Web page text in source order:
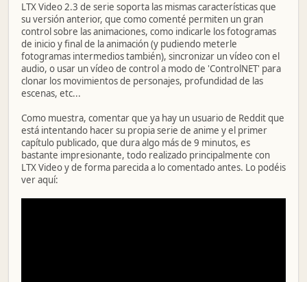
LTX Video 2.3 de serie soporta las mismas características que
su versión anterior, que como comenté permiten un gran
control sobre las animaciones, como indicarle los fotogramas
de inicio y final de la animación (y pudiendo meterle
fotogramas intermedios también), sincronizar un vídeo con el
audio, o usar un vídeo de control a modo de 'ControlNET' para
clonar los movimientos de personajes, profundidad de las
escenas, etc...
Como muestra, comentar que ya hay un usuario de Reddit que
está intentando hacer su propia serie de anime y el primer
capítulo publicado, que dura algo más de 9 minutos, es
bastante impresionante, todo realizado principalmente con
LTX Video y de forma parecida a lo comentado antes. Lo podéis
ver aquí: